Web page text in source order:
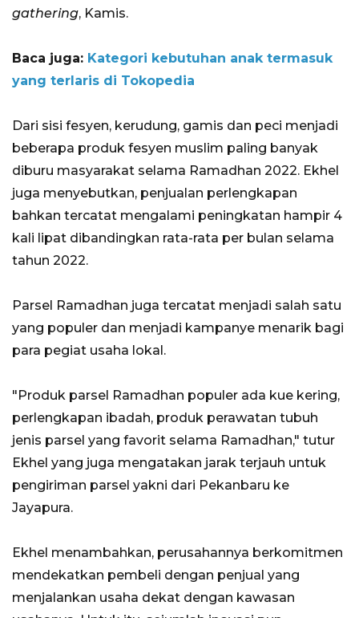
gathering, Kamis.
Baca juga: Kategori kebutuhan anak termasuk
yang terlaris di Tokopedia
Dari sisi fesyen, kerudung, gamis dan peci menjadi
beberapa produk fesyen muslim paling banyak
diburu masyarakat selama Ramadhan 2022. Ekhel
juga menyebutkan, penjualan perlengkapan
bahkan tercatat mengalami peningkatan hampir 4
kali lipat dibandingkan rata-rata per bulan selama
tahun 2022.
Parsel Ramadhan juga tercatat menjadi salah satu
yang populer dan menjadi kampanye menarik bagi
para pegiat usaha lokal.
"Produk parsel Ramadhan populer ada kue kering,
perlengkapan ibadah, produk perawatan tubuh
jenis parsel yang favorit selama Ramadhan," tutur
Ekhel yang juga mengatakan jarak terjauh untuk
pengiriman parsel yakni dari Pekanbaru ke
Jayapura.
Ekhel menambahkan, perusahannya berkomitmen
mendekatkan pembeli dengan penjual yang
menjalankan usaha dekat dengan kawasan